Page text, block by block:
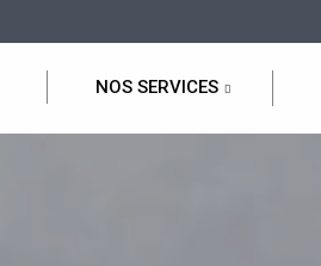
NOS SERVICES